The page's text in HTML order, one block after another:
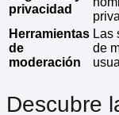
privacidad
Herramientas
de
moderación
Las
de
Descubre